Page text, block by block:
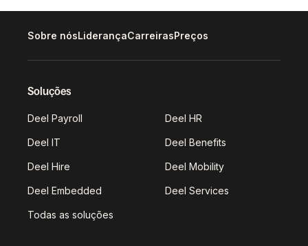
Sobre nósLiderançaCarreirasPreços
Soluções
Deel Payroll Deel HR
Deel IT Deel Benefits
Deel Hire Deel Mobility
Deel Embedded Deel Services
Todas as soluções